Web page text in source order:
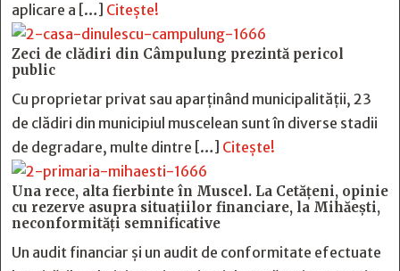
aplicare a […] Citește!
Zeci de clădiri din Câmpulung prezintă pericol
public
Cu proprietar privat sau aparținând municipalității, 23
de clădiri din municipiul muscelean sunt în diverse stadii
de degradare, multe dintre […] Citește!
Una rece, alta fierbinte în Muscel. La Cetăţeni, opinie
cu rezerve asupra situaţiilor financiare, la Mihăeşti,
neconformităţi semnificative
Un audit financiar și un audit de conformitate efectuate